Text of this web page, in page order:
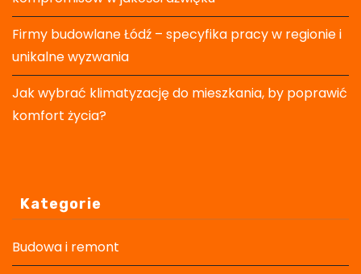
Firmy budowlane Łódź – specyfika pracy w regionie i
unikalne wyzwania
Jak wybrać klimatyzację do mieszkania, by poprawić
komfort życia?
Kategorie
Budowa i remont